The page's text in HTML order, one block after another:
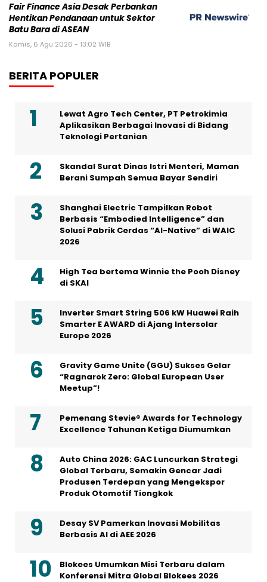
Fair Finance Asia Desak Perbankan
Hentikan Pendanaan untuk Sektor
Batu Bara di ASEAN
Kamis, 6 Agu 2026 - 13:02 WIB
BERITA POPULER
Lewat Agro Tech Center, PT Petrokimia
Aplikasikan Berbagai Inovasi di Bidang
Teknologi Pertanian
Skandal Surat Dinas Istri Menteri, Maman
Berani Sumpah Semua Bayar Sendiri
Shanghai Electric Tampilkan Robot
Berbasis “Embodied Intelligence” dan
Solusi Pabrik Cerdas “AI-Native” di WAIC
2026
High Tea bertema Winnie the Pooh Disney
di SKAI
Inverter Smart String 506 kW Huawei Raih
Smarter E AWARD di Ajang Intersolar
Europe 2026
Gravity Game Unite (GGU) Sukses Gelar
“Ragnarok Zero: Global European User
Meetup”!
Pemenang Stevie® Awards for Technology
Excellence Tahunan Ketiga Diumumkan
Auto China 2026: GAC Luncurkan Strategi
Global Terbaru, Semakin Gencar Jadi
Produsen Terdepan yang Mengekspor
Produk Otomotif Tiongkok
Desay SV Pamerkan Inovasi Mobilitas
Berbasis AI di AEE 2026
Blokees Umumkan Misi Terbaru dalam
Konferensi Mitra Global Blokees 2026